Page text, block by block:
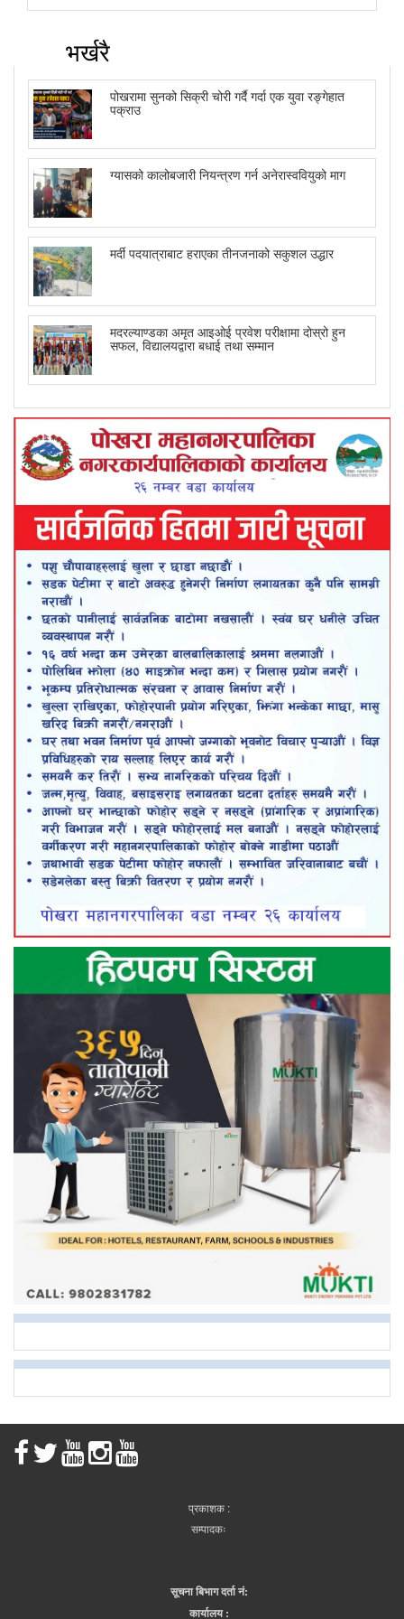
भर्खरै
पोखरामा सुनको सिक्री चोरी गर्दै गर्दा एक युवा रङ्गेहात
पक्राउ
ग्यासको कालोबजारी नियन्त्रण गर्न अनेरास्ववियुको माग
मर्दी पदयात्राबाट हराएका तीनजनाको सकुशल उद्धार
मदरल्याण्डका अमृत आइओई प्रवेश परीक्षामा दोस्रो हुन
सफल, विद्यालयद्वारा बधाई तथा सम्मान
प्रकाशक :
सम्पादकः
सूचना बिभाग दर्ता नं:
कार्यालय :